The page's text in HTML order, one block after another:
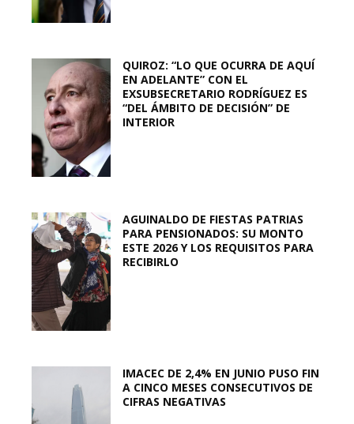
QUIROZ: “LO QUE OCURRA DE AQUÍ
EN ADELANTE” CON EL
EXSUBSECRETARIO RODRÍGUEZ ES
“DEL ÁMBITO DE DECISIÓN” DE
INTERIOR
AGUINALDO DE FIESTAS PATRIAS
PARA PENSIONADOS: SU MONTO
ESTE 2026 Y LOS REQUISITOS PARA
RECIBIRLO
IMACEC DE 2,4% EN JUNIO PUSO FIN
A CINCO MESES CONSECUTIVOS DE
CIFRAS NEGATIVAS